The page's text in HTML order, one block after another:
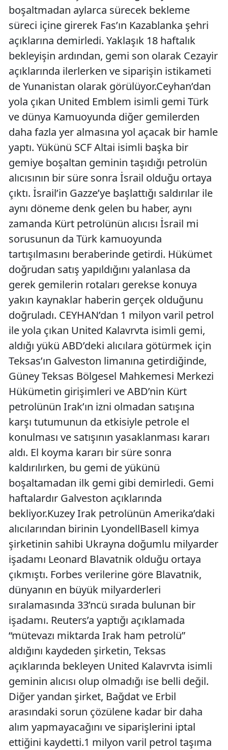
boşaltmadan aylarca sürecek bekleme
süreci içine girerek Fas’ın Kazablanka şehri
açıklarına demirledi. Yaklaşık 18 haftalık
bekleyişin ardından, gemi son olarak Cezayir
açıklarında ilerlerken ve siparişin istikameti
de Yunanistan olarak görülüyor.Ceyhan’dan
yola çıkan United Emblem isimli gemi Türk
ve dünya Kamuoyunda diğer gemilerden
daha fazla yer almasına yol açacak bir hamle
yaptı. Yükünü SCF Altai isimli başka bir
gemiye boşaltan geminin taşıdığı petrolün
alıcısının bir süre sonra İsrail olduğu ortaya
çıktı. İsrail’in Gazze’ye başlattığı saldırılar ile
aynı döneme denk gelen bu haber, aynı
zamanda Kürt petrolünün alıcısı İsrail mi
sorusunun da Türk kamuoyunda
tartışılmasını beraberinde getirdi. Hükümet
doğrudan satış yapıldığını yalanlasa da
gerek gemilerin rotaları gerekse konuya
yakın kaynaklar haberin gerçek olduğunu
doğruladı. CEYHAN’dan 1 milyon varil petrol
ile yola çıkan United Kalavrvta isimli gemi,
aldığı yükü ABD’deki alıcılara götürmek için
Teksas’ın Galveston limanına getirdiğinde,
Güney Teksas Bölgesel Mahkemesi Merkezi
Hükümetin girişimleri ve ABD’nin Kürt
petrolünün Irak’ın izni olmadan satışına
karşı tutumunun da etkisiyle petrole el
konulması ve satışının yasaklanması kararı
aldı. El koyma kararı bir süre sonra
kaldırılırken, bu gemi de yükünü
boşaltamadan ilk gemi gibi demirledi. Gemi
haftalardır Galveston açıklarında
bekliyor.Kuzey Irak petrolünün Amerika’daki
alıcılarından birinin LyondellBasell kimya
şirketinin sahibi Ukrayna doğumlu milyarder
işadamı Leonard Blavatnik olduğu ortaya
çıkmıştı. Forbes verilerine göre Blavatnik,
dünyanın en büyük milyarderleri
sıralamasında 33’ncü sırada bulunan bir
işadamı. Reuters’a yaptığı açıklamada
“mütevazı miktarda Irak ham petrolü”
aldığını kaydeden şirketin, Teksas
açıklarında bekleyen United Kalavrvta isimli
geminin alıcısı olup olmadığı ise belli değil.
Diğer yandan şirket, Bağdat ve Erbil
arasındaki sorun çözülene kadar bir daha
alım yapmayacağını ve siparişlerini iptal
ettiğini kaydetti.1 milyon varil petrol taşıma